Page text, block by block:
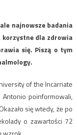
najnowsze badania
korzystne dla zdrowia
się. Piszą o tym
of the Incarnate
poinformowali,
się wtedy, że po
o zawartości 72